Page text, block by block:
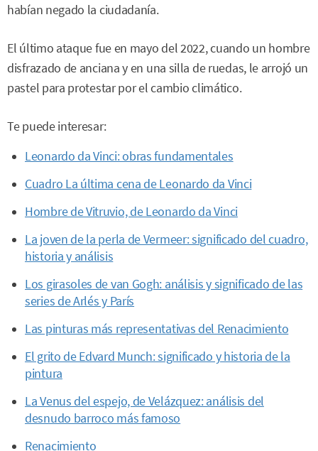
habían negado la ciudadanía.
El último ataque fue en mayo del 2022, cuando un hombre
disfrazado de anciana y en una silla de ruedas, le arrojó un
pastel para protestar por el cambio climático.
Te puede interesar:
Leonardo da Vinci: obras fundamentales
Cuadro La última cena de Leonardo da Vinci
Hombre de Vitruvio, de Leonardo da Vinci
La joven de la perla de Vermeer: significado del cuadro,
historia y análisis
Los girasoles de van Gogh: análisis y significado de las
series de Arlés y París
Las pinturas más representativas del Renacimiento
El grito de Edvard Munch: significado y historia de la
pintura
La Venus del espejo, de Velázquez: análisis del
desnudo barroco más famoso
Renacimiento